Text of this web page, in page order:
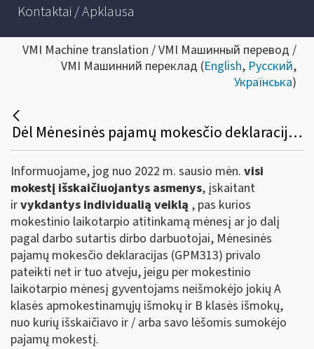
Kontaktai / Apklausa
VMI Machine translation / VMI Машинный перевод /
VMI Машинний переклад (English, Русский,
Українська)
Dėl Mėnesinės pajamų mokesčio deklaracijos GPM313 formos užpildymo ir pateikimo taisyklių pakeitimo savarankiškai dirbantiems
Informuojame, jog nuo 2022 m. sausio mėn. visi
mokestį išskaičiuojantys asmenys, įskaitant
irvykdantys individualią veiklą , pas kurios
mokestinio laikotarpio atitinkamą mėnesį ar jo dalį
pagal darbo sutartis dirbo darbuotojai, Mėnesinės
pajamų mokesčio deklaracijas (GPM313) privalo
pateikti net ir tuo atveju, jeigu per mokestinio
laikotarpio mėnesį gyventojams neišmokėjo jokių A
klasės apmokestinamųjų išmokų ir B klasės išmokų,
nuo kurių išskaičiavo ir / arba savo lėšomis sumokėjo
pajamų mokestį.